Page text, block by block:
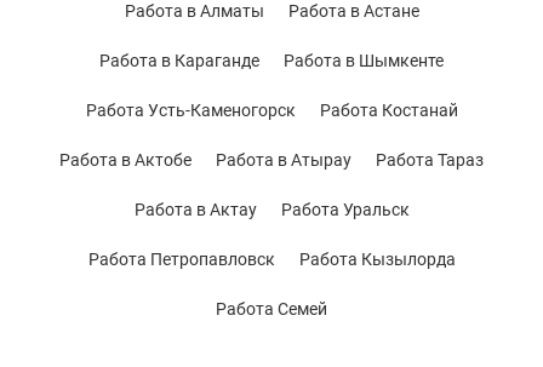
Работа в Алматы Работа в Астане
Работа в Караганде Работа в Шымкенте
Работа Усть-Каменогорск Работа Костанай
Работа в Актобе Работа в Атырау Работа Тараз
Работа в Актау Работа Уральск
Работа Петропавловск Работа Кызылорда
Работа Семей